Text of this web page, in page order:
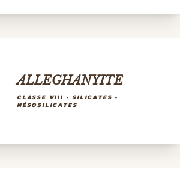
ALLEGHANYITE
CLASSE VIII - SILICATES -
NÉSOSILICATES